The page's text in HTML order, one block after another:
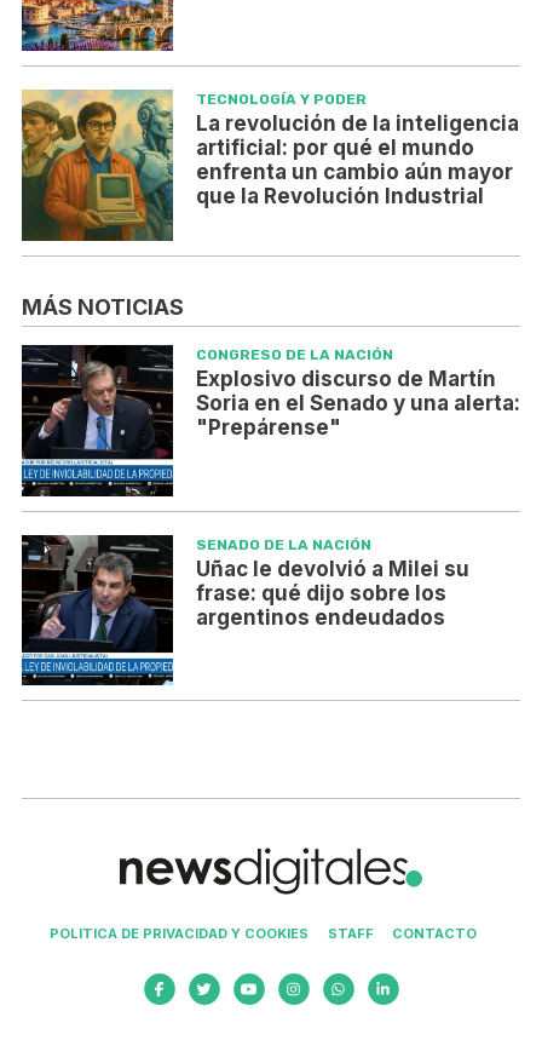
TECNOLOGÍA Y PODER
La revolución de la inteligencia
artificial: por qué el mundo
enfrenta un cambio aún mayor
que la Revolución Industrial
MÁS NOTICIAS
CONGRESO DE LA NACIÓN
Explosivo discurso de Martín
Soria en el Senado y una alerta:
"Prepárense"
SENADO DE LA NACIÓN
Uñac le devolvió a Milei su
frase: qué dijo sobre los
argentinos endeudados
POLITICA DE PRIVACIDAD Y COOKIES STAFF CONTACTO